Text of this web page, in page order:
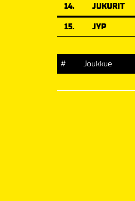
14.
JUKURIT
15.
JYP
# Joukkue